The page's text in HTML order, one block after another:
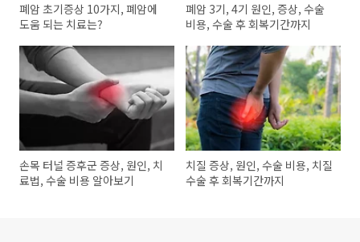
폐암 초기증상 10가지, 폐암에
도움 되는 치료는?
폐암 3기, 4기 원인, 증상, 수술
비용, 수술 후 회복기간까지
손목 터널 증후군 증상, 원인, 치
료법, 수술 비용 알아보기
치질 증상, 원인, 수술 비용, 치질
수술 후 회복기간까지